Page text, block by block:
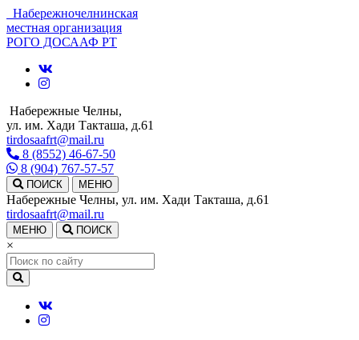
Набережночелнинская
местная организация
РОГО ДОСААФ РТ
Набережные Челны,
ул. им. Хади Такташа, д.61
tirdosaafrt@mail.ru
8 (8552) 46-67-50
8 (904) 767-57-57
ПОИСК МЕНЮ
Набережные Челны, ул. им. Хади Такташа, д.61
tirdosaafrt@mail.ru
МЕНЮ ПОИСК
×